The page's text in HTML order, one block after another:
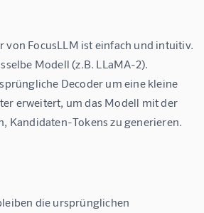
von FocusLLM ist einfach und intuitiv.
Modell (z.B. LLaMA-2).
Decoder um eine kleine
erweitert, um das Modell mit der
Kandidaten-Tokens zu generieren.
die ursprünglichen